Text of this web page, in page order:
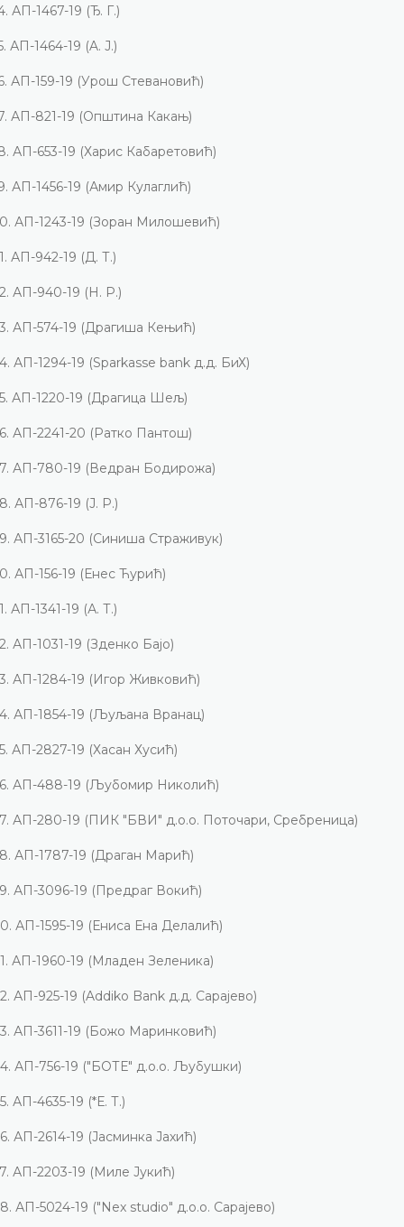
АП-1467-19 (Ђ. Г.)
АП-1464-19 (A. Ј.)
АП-159-19 (Урош Стевановић)
АП-821-19 (Општина Какањ)
АП-653-19 (Харис Кабаретовић)
АП-1456-19 (Амир Кулаглић)
АП-1243-19 (Зоран Милошевић)
АП-942-19 (Д. Т.)
АП-940-19 (Н. Р.)
АП-574-19 (Драгиша Кењић)
АП-1294-19 (Sparkasse bank д.д. БиХ)
АП-1220-19 (Драгица Шељ)
АП-2241-20 (Ратко Пантош)
АП-780-19 (Ведран Бодирожа)
АП-876-19 (Ј. Р.)
АП-3165-20 (Синиша Страживук)
АП-156-19 (Енес Ћурић)
АП-1341-19 (А. Т.)
АП-1031-19 (Зденко Бајо)
АП-1284-19 (Игор Живковић)
АП-1854-19 (Љуљана Вранац)
АП-2827-19 (Хасан Хусић)
АП-488-19 (Љубомир Николић)
АП-280-19 (ПИК "БВИ" д.о.о. Поточари, Сребреница)
АП-1787-19 (Драган Марић)
АП-3096-19 (Предраг Вокић)
АП-1595-19 (Ениса Ена Делалић)
АП-1960-19 (Младен Зеленика)
АП-925-19 (Addiko Bank д.д. Сарајево)
АП-3611-19 (Божо Маринковић)
АП-756-19 ("БОТЕ" д.о.о. Љубушки)
АП-4635-19 (*Е. Т.)
АП-2614-19 (Јасминка Јахић)
АП-2203-19 (Миле Јукић)
АП-5024-19 ("Nex studio" д.о.о. Сарајево)